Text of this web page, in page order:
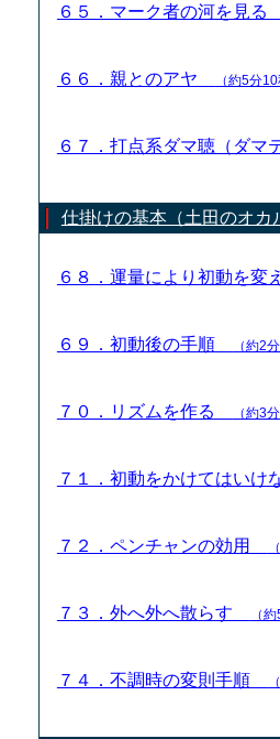
６５．マーク者の河を見る
６６．親とのアヤ （約5分10
６７．打点系ダマ聴（ダマ
仕掛けの基本（土田のオカ
６８．運量により初動を変
６９．初動後の手順 （約2
７０．リズムを作る （約3
７１．初動をかけてはいけ
７２．ペンチャンの効用
７３．外へ外へ散らす （
７４．不調時の変則手順